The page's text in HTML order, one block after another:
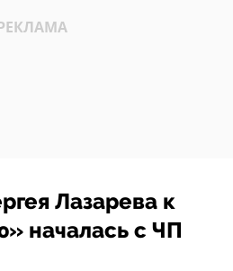
Лазарева к
началась с ЧП